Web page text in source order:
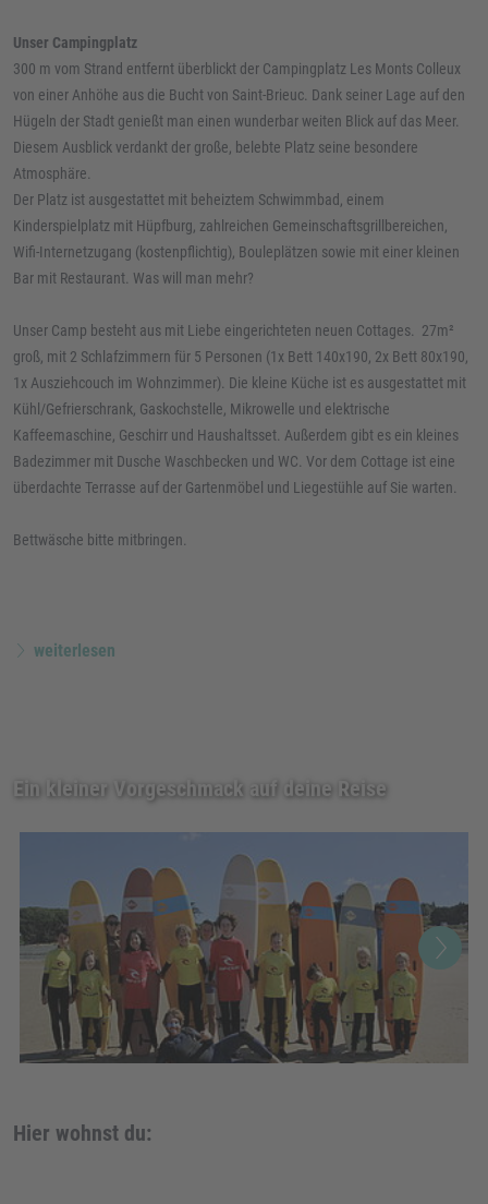
Unser Campingplatz
300 m vom Strand entfernt überblickt der Campingplatz Les Monts Colleux
von einer Anhöhe aus die Bucht von Saint-Brieuc. Dank seiner Lage auf den
Hügeln der Stadt genießt man einen wunderbar weiten Blick auf das Meer.
Diesem Ausblick verdankt der große, belebte Platz seine besondere
Atmosphäre.
Der Platz ist ausgestattet mit beheiztem Schwimmbad, einem
Kinderspielplatz mit Hüpfburg, zahlreichen Gemeinschaftsgrillbereichen,
Wifi-Internetzugang (kostenpflichtig), Bouleplätzen sowie mit einer kleinen
Bar mit Restaurant. Was will man mehr?
Unser Camp besteht aus mit Liebe eingerichteten neuen Cottages. 27m²
groß, mit 2 Schlafzimmern für 5 Personen (1x Bett 140x190, 2x Bett 80x190,
1x Ausziehcouch im Wohnzimmer). Die kleine Küche ist es ausgestattet mit
Kühl/Gefrierschrank, Gaskochstelle, Mikrowelle und elektrische
Kaffeemaschine, Geschirr und Haushaltsset. Außerdem gibt es ein kleines
Badezimmer mit Dusche Waschbecken und WC. Vor dem Cottage ist eine
überdachte Terrasse auf der Gartenmöbel und Liegestühle auf Sie warten.
Bettwäsche bitte mitbringen.
weiterlesen
Ein kleiner Vorgeschmack auf deine Reise
Hier wohnst du: